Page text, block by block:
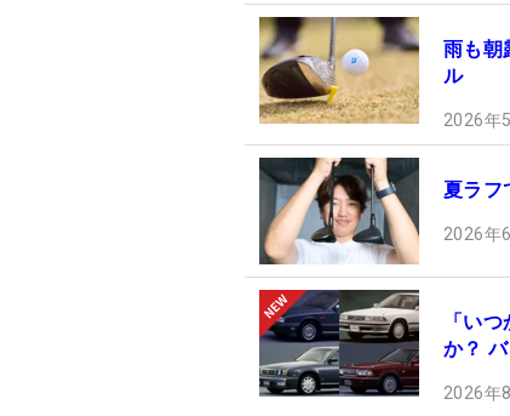
雨も朝
ル
2026年
夏ラフ
2026年
「い
か？
2026年